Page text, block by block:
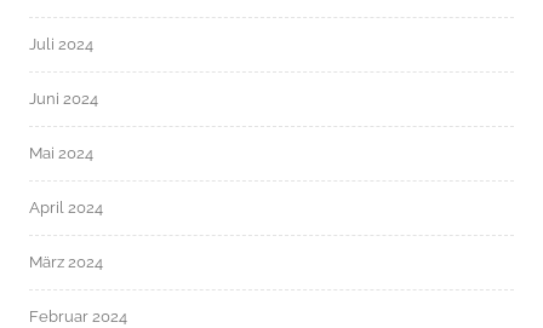
Juli 2024
Juni 2024
Mai 2024
April 2024
März 2024
Februar 2024